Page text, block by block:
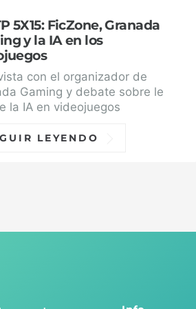
5X15: FicZone, Granada
y la IA en los
con el organizador de
Gaming y debate sobre le
la IA en videojuegos
LEYENDO